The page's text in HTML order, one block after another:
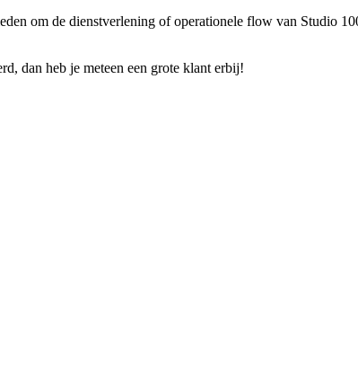
om de dienstverlening of operationele flow van Studio
dan heb je meteen een grote klant erbij!